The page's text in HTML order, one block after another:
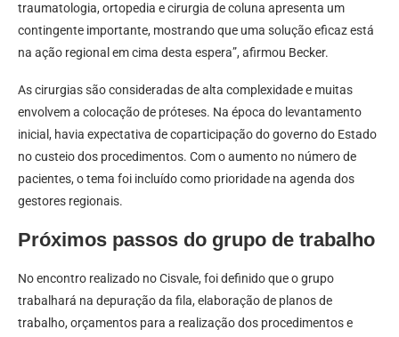
traumatologia, ortopedia e cirurgia de coluna apresenta um
contingente importante, mostrando que uma solução eficaz está
na ação regional em cima desta espera”, afirmou Becker.
As cirurgias são consideradas de alta complexidade e muitas
envolvem a colocação de próteses. Na época do levantamento
inicial, havia expectativa de coparticipação do governo do Estado
no custeio dos procedimentos. Com o aumento no número de
pacientes, o tema foi incluído como prioridade na agenda dos
gestores regionais.
Próximos passos do grupo de trabalho
No encontro realizado no Cisvale, foi definido que o grupo
trabalhará na depuração da fila, elaboração de planos de
trabalho, orçamentos para a realização dos procedimentos e